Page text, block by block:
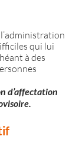
qui lui
à des
d’affectation